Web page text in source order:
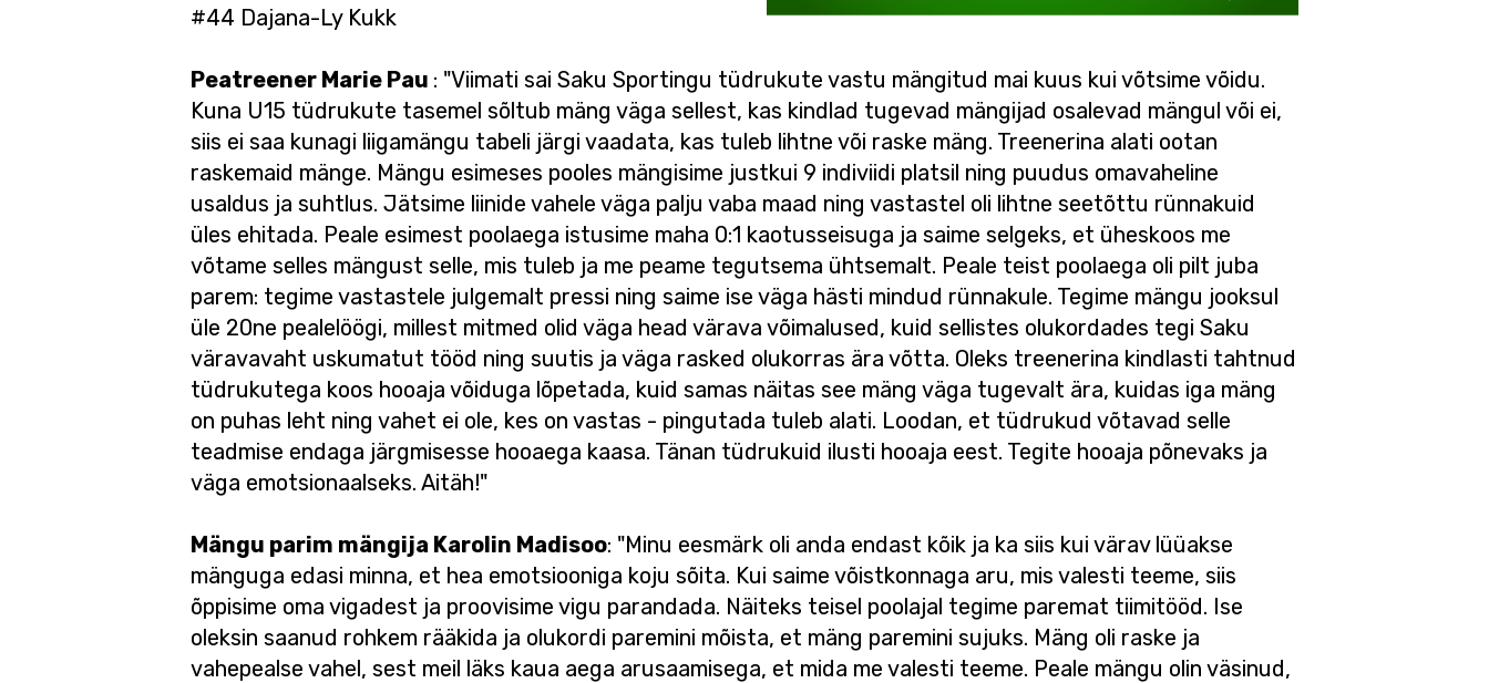
#44 Dajana-Ly Kukk
Peatreener Marie Pau : "Viimati sai Saku Sportingu tüdrukute vastu mängitud mai kuus kui võtsime võidu.
Kuna U15 tüdrukute tasemel sõltub mäng väga sellest, kas kindlad tugevad mängijad osalevad mängul või ei,
siis ei saa kunagi liigamängu tabeli järgi vaadata, kas tuleb lihtne või raske mäng. Treenerina alati ootan
raskemaid mänge. Mängu esimeses pooles mängisime justkui 9 indiviidi platsil ning puudus omavaheline
usaldus ja suhtlus. Jätsime liinide vahele väga palju vaba maad ning vastastel oli lihtne seetõttu rünnakuid
üles ehitada. Peale esimest poolaega istusime maha 0:1 kaotusseisuga ja saime selgeks, et üheskoos me
võtame selles mängust selle, mis tuleb ja me peame tegutsema ühtsemalt. Peale teist poolaega oli pilt juba
parem: tegime vastastele julgemalt pressi ning saime ise väga hästi mindud rünnakule. Tegime mängu jooksul
üle 20ne pealelöögi, millest mitmed olid väga head värava võimalused, kuid sellistes olukordades tegi Saku
väravavaht uskumatut tööd ning suutis ja väga rasked olukorras ära võtta. Oleks treenerina kindlasti tahtnud
tüdrukutega koos hooaja võiduga lõpetada, kuid samas näitas see mäng väga tugevalt ära, kuidas iga mäng
on puhas leht ning vahet ei ole, kes on vastas - pingutada tuleb alati. Loodan, et tüdrukud võtavad selle
teadmise endaga järgmisesse hooaega kaasa. Tänan tüdrukuid ilusti hooaja eest. Tegite hooaja põnevaks ja
väga emotsionaalseks. Aitäh!"
Mängu parim mängija Karolin Madisoo: "Minu eesmärk oli anda endast kõik ja ka siis kui värav lüüakse
mänguga edasi minna, et hea emotsiooniga koju sõita. Kui saime võistkonnaga aru, mis valesti teeme, siis
õppisime oma vigadest ja proovisime vigu parandada. Näiteks teisel poolajal tegime paremat tiimitööd. Ise
oleksin saanud rohkem rääkida ja olukordi paremini mõista, et mäng paremini sujuks. Mäng oli raske ja
vahepealse vahel, sest meil läks kaua aega arusaamisega, et mida me valesti teeme. Peale mängu olin väsinud,